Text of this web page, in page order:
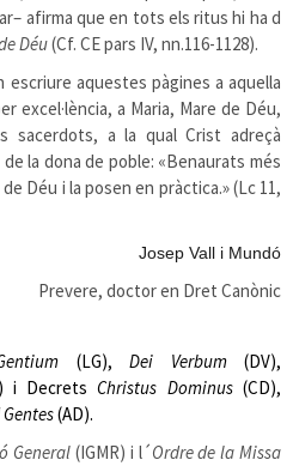
afirma que en tots els ritus hi ha d
Déu(Cf. CE pars IV, nn.116-1128).
aquestes pàgines a aquella
excel·lència, a Maria, Mare de Déu,
sacerdots, a la qual Crist adreçà
la dona de poble: «Benaurats més
Déu i la posen en pràctica.» (Lc 11,
Josep Vall i Mundó
Prevere, doctor en Dret Canònic
(LG),Dei Verbum(DV),
i DecretsChristus Dominus(CD),
Gentes(AD).
General (IGMR) i l´Ordre de la Missa